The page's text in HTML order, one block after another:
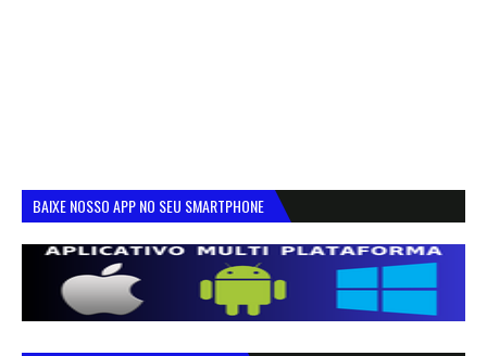
BAIXE NOSSO APP NO SEU SMARTPHONE